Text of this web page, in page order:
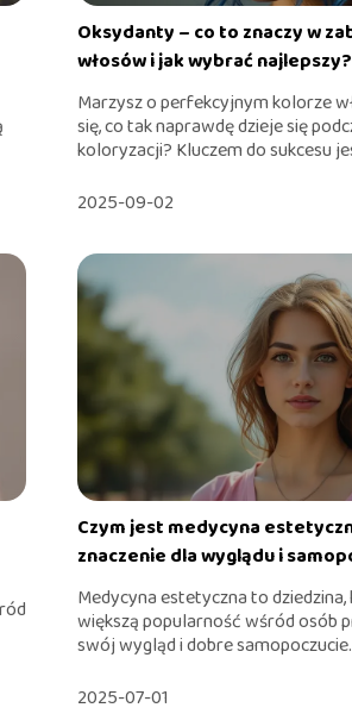
Oksydanty – co to znaczy w
włosów i jak wybrać najlepszy?
Marzysz o perfekcyjnym kolorze
się, co tak naprawdę dzieje się
koloryzacji? Kluczem do sukcesu
2025-09-02
Czym jest medycyna
znaczenie dla wyglądu i
Medycyna estetyczna to
większą popularność wśród osób
swój wygląd i dobre
2025-07-01